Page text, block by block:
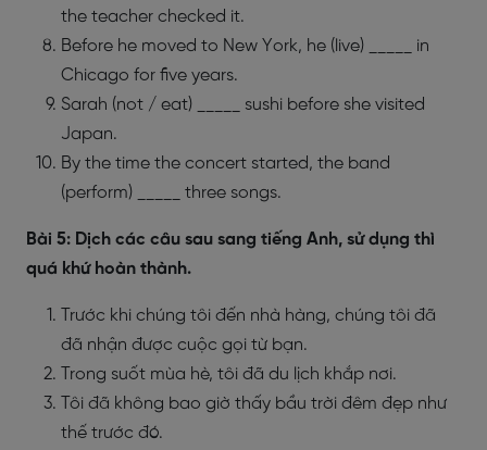
the teacher checked it.
Before he moved to New York, he (live) _____ in
Chicago for five years.
Sarah (not / eat) _____ sushi before she visited
Japan.
By the time the concert started, the band
(perform) _____ three songs.
Bài 5: Dịch các câu sau sang tiếng Anh, sử dụng thì
quá khứ hoàn thành.
Trước khi chúng tôi đến nhà hàng, chúng tôi đã
đã nhận được cuộc gọi từ bạn.
Trong suốt mùa hè, tôi đã du lịch khắp nơi.
Tôi đã không bao giờ thấy bầu trời đêm đẹp như
thế trước đó.